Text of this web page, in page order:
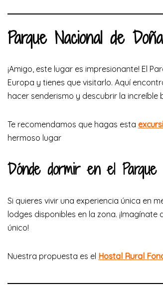
Parque Nacional de
¡Amigo, este lugar es impresionante! El
Europa y tienes que visitarlo. Aquí
hacer senderismo y descubrir la increíble
Te recomendamos que hagas esta
hermoso lugar
Dónde dormir en el Parque
Si quieres vivir una experiencia única en
lodges disponibles en la zona.
único!
Nuestra propuesta es el Hostal Rural